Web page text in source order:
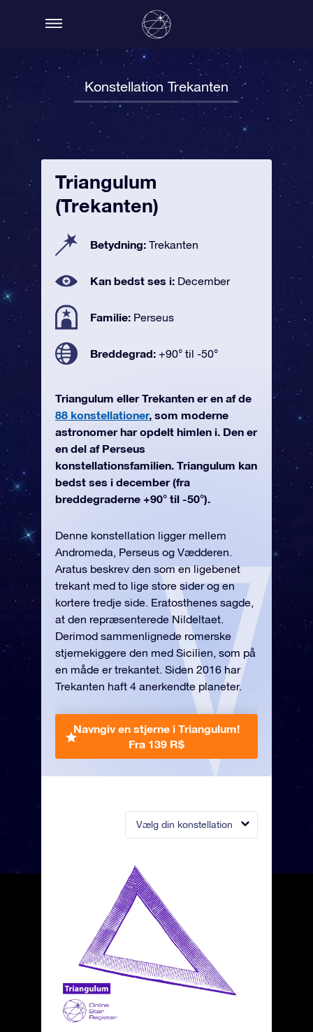
Konstellation Trekanten
Vælg din konstellation
Triangulum
(Trekanten)
Betydning: Trekanten
Kan bedst ses i: December
Familie: Perseus
Breddegrad: +90° til -50°
Triangulum eller Trekanten er en af de
88 konstellationer, som moderne
astronomer har opdelt himlen i. Den er
en del af Perseus
konstellationsfamilien. Triangulum kan
bedst ses i december (fra
breddegraderne +90° til -50°).
Denne konstellation ligger mellem
Andromeda, Perseus og Vædderen.
Aratus beskrev den som en ligebenet
trekant med to lige store sider og en
kortere tredje side. Eratosthenes sagde,
at den repræsenterede Nildeltaet.
Derimod sammenlignede romerske
stjernekiggere den med Sicilien, som på
en måde er trekantet. Siden 2016 har
Trekanten haft 4 anerkendte planeter.
Navngiv en stjerne i Triangulum!
Fra 139 R$